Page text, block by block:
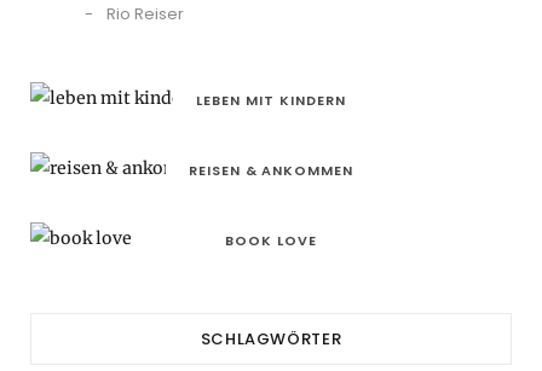
Rio Reiser
LEBEN MIT KINDERN
REISEN & ANKOMMEN
BOOK LOVE
SCHLAGWÖRTER